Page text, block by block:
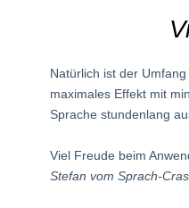
Natürlich ist der
maximales Effekt mit
Sprache stundenlang
Viel Freude beim
Stefan vom Sprach-